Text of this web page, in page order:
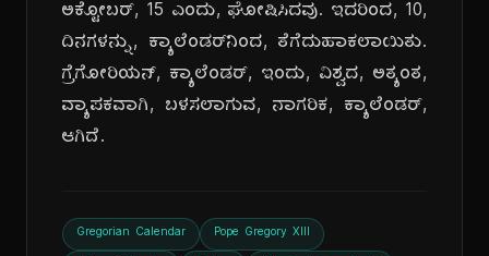
ಅಕ್ಟೋಬರ್, 15 ಎಂದು, ಘೋಷಿಸಿದವು. ಇದರಿಂದ, 10,
ದಿನಗಳನ್ನು, ಕ್ಯಾಲೆಂಡರ್‌ನಿಂದ, ತೆಗೆದುಹಾಕಲಾಯಿತು.
ಗ್ರೆಗೋರಿಯನ್, ಕ್ಯಾಲೆಂಡರ್, ಇಂದು, ವಿಶ್ವದ, ಅತ್ಯಂತ,
ವ್ಯಾಪಕವಾಗಿ, ಬಳಸಲಾಗುವ, ನಾಗರಿಕ, ಕ್ಯಾಲೆಂಡರ್,
ಆಗಿದೆ.
Gregorian Calendar Pope Gregory XIII